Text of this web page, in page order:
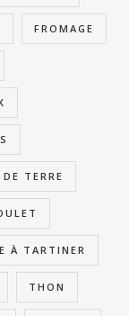
FROMAGE
TERRE
À TARTINER
THON